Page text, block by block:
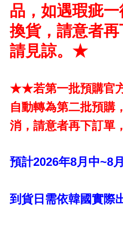
品，如遇瑕疵
換貨，請意者
請見諒。★
★★若第一批預購官
自動轉為第二批預購
消，請意者再下訂
預計2026年8月中~8
到貨日需依韓國實際